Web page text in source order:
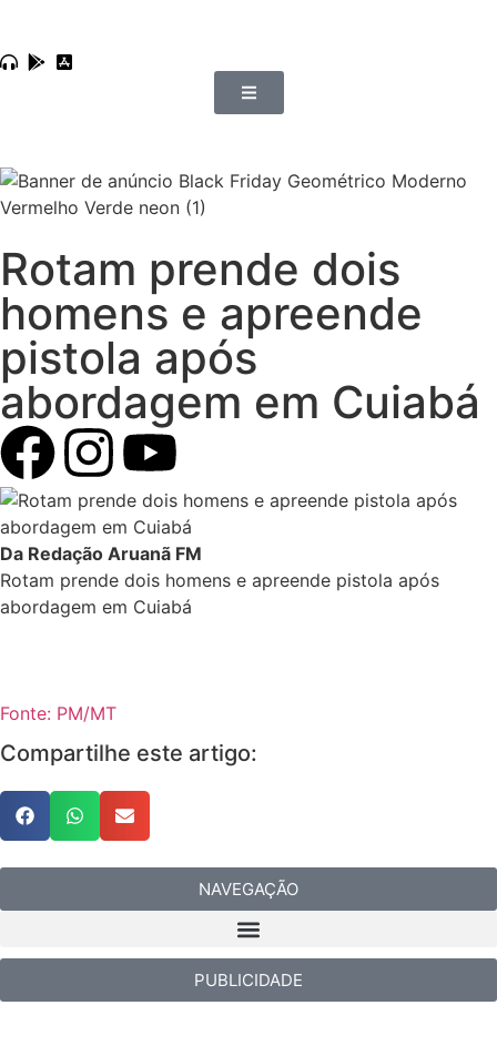
Rotam prende dois
homens e apreende
pistola após
abordagem em Cuiabá
Da Redação Aruanã FM
Rotam prende dois homens e apreende pistola após
abordagem em Cuiabá
Fonte: PM/MT
Compartilhe este artigo:
NAVEGAÇÃO
PUBLICIDADE